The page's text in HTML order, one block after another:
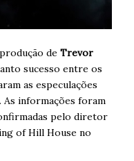
de Trevor
sucesso entre os
as especulações
As informações foram
pelo diretor
of Hill House no